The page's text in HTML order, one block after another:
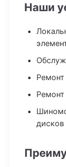
Наши
дисков